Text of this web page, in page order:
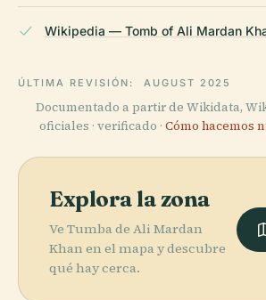
Wikipedia — Tomb of Ali Mardan
ÚLTIMA REVISIÓN: AUGUST 2025
Documentado a partir de Wikidata,
oficiales · verificado · Cómo hacemos
Explora la zona
Ve Tumba de Ali Mardan
Khan en el mapa y descubre
qué hay cerca.